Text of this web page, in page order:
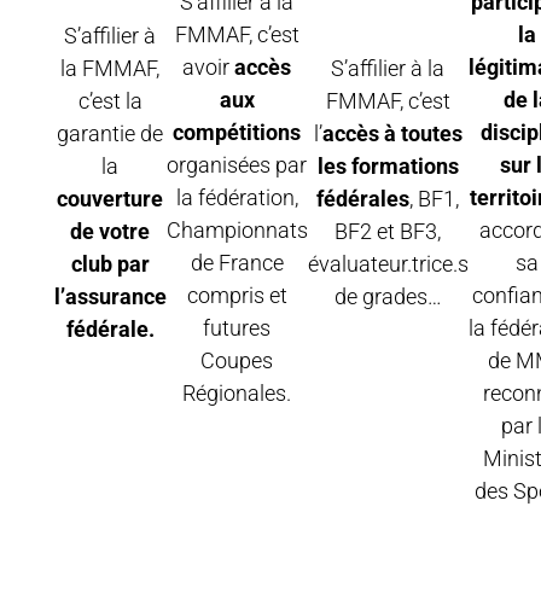
S’affilier à
la FMMAF,
c’est la
garantie de
la
couverture
de votre
club par
l’assurance
fédérale.
FMMAF, c’est
avoiraccès
aux
compétitions
organisées par
la fédération,
Championnats
de France
compris et
futures
Coupes
Régionales.
S’affilier à la
FMMAF, c’est
l’accès à toutes
les formations
fédérales, BF1,
BF2 et BF3,
évaluateur.trice.s
de grades…
la
de
sur
sa
la
de
par
des